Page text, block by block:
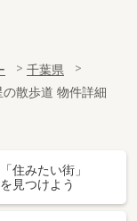
千葉県
散歩道 物件詳細
「住みたい街」
を見つけよう